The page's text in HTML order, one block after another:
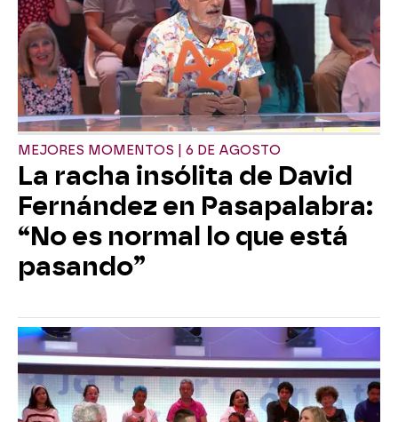
MEJORES MOMENTOS | 6 DE AGOSTO
La racha insólita de David
Fernández en Pasapalabra:
“No es normal lo que está
pasando”